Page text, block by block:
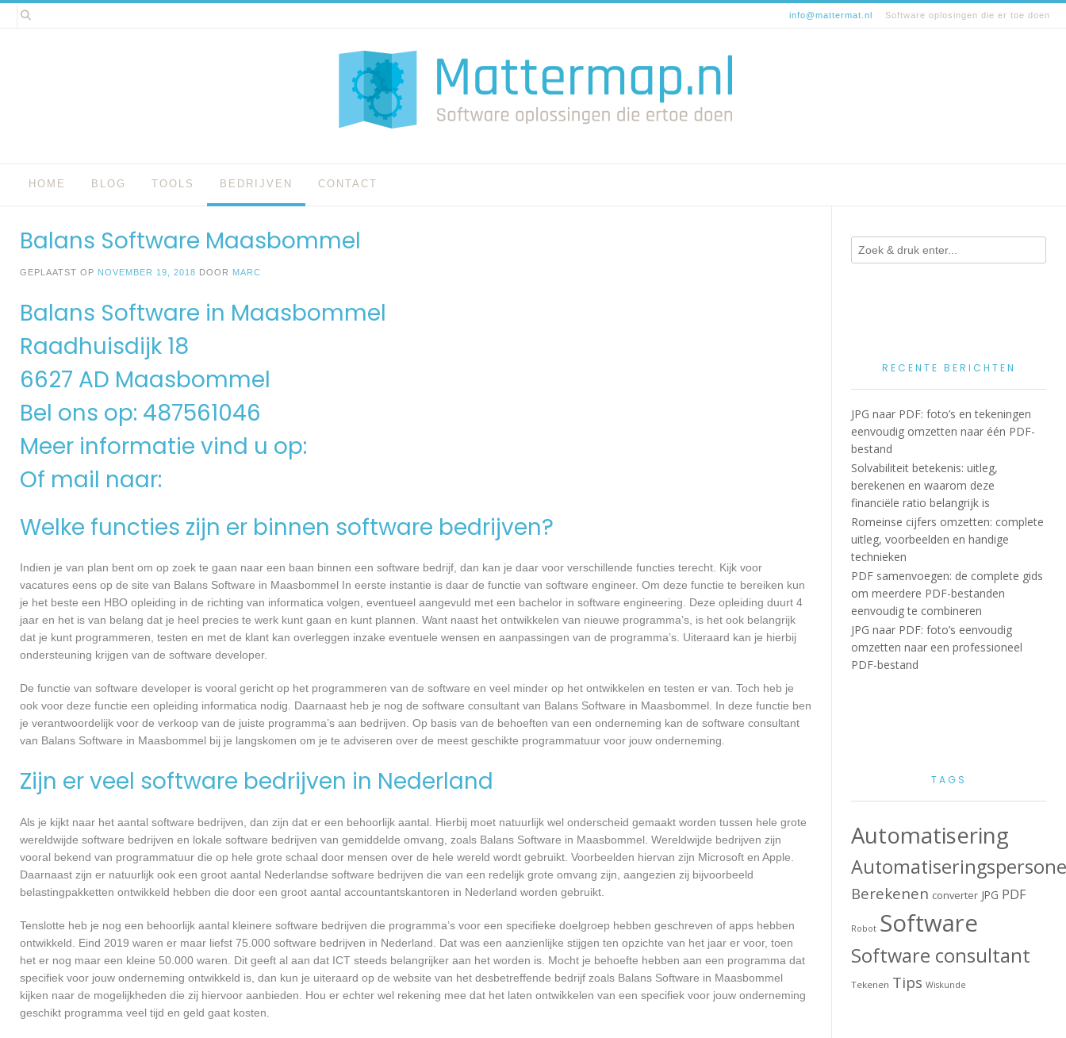
Spring
naar
info@mattermat.nl Software oplosingen die er toe doen
HOME BLOG TOOLS BEDRIJVEN CONTACT
Balans Software Maasbommel
GEPLAATST OP NOVEMBER 19, 2018 DOOR MARC
Balans Software in Maasbommel
Raadhuisdijk 18
6627 AD Maasbommel
Bel ons op: 487561046
Meer informatie vind u op:
Of mail naar:
Welke functies zijn er binnen software bedrijven?
Indien je van plan bent om op zoek te gaan naar een baan binnen een software bedrijf, dan kan je daar voor verschillende functies terecht. Kijk voor
vacatures eens op de site van Balans Software in Maasbommel In eerste instantie is daar de functie van software engineer. Om deze functie te bereiken kun
je het beste een HBO opleiding in de richting van informatica volgen, eventueel aangevuld met een bachelor in software engineering. Deze opleiding duurt 4
jaar en het is van belang dat je heel precies te werk kunt gaan en kunt plannen. Want naast het ontwikkelen van nieuwe programma’s, is het ook belangrijk
dat je kunt programmeren, testen en met de klant kan overleggen inzake eventuele wensen en aanpassingen van de programma’s. Uiteraard kan je hierbij
ondersteuning krijgen van de software developer.
De functie van software developer is vooral gericht op het programmeren van de software en veel minder op het ontwikkelen en testen er van. Toch heb je
ook voor deze functie een opleiding informatica nodig. Daarnaast heb je nog de software consultant van Balans Software in Maasbommel. In deze functie ben
je verantwoordelijk voor de verkoop van de juiste programma’s aan bedrijven. Op basis van de behoeften van een onderneming kan de software consultant
van Balans Software in Maasbommel bij je langskomen om je te adviseren over de meest geschikte programmatuur voor jouw onderneming.
Zijn er veel software bedrijven in Nederland
Als je kijkt naar het aantal software bedrijven, dan zijn dat er een behoorlijk aantal. Hierbij moet natuurlijk wel onderscheid gemaakt worden tussen hele grote
wereldwijde software bedrijven en lokale software bedrijven van gemiddelde omvang, zoals Balans Software in Maasbommel. Wereldwijde bedrijven zijn
vooral bekend van programmatuur die op hele grote schaal door mensen over de hele wereld wordt gebruikt. Voorbeelden hiervan zijn Microsoft en Apple.
Daarnaast zijn er natuurlijk ook een groot aantal Nederlandse software bedrijven die van een redelijk grote omvang zijn, aangezien zij bijvoorbeeld
belastingpakketten ontwikkeld hebben die door een groot aantal accountantskantoren in Nederland worden gebruikt.
Tenslotte heb je nog een behoorlijk aantal kleinere software bedrijven die programma’s voor een specifieke doelgroep hebben geschreven of apps hebben
ontwikkeld. Eind 2019 waren er maar liefst 75.000 software bedrijven in Nederland. Dat was een aanzienlijke stijgen ten opzichte van het jaar er voor, toen
het er nog maar een kleine 50.000 waren. Dit geeft al aan dat ICT steeds belangrijker aan het worden is. Mocht je behoefte hebben aan een programma dat
specifiek voor jouw onderneming ontwikkeld is, dan kun je uiteraard op de website van het desbetreffende bedrijf zoals Balans Software in Maasbommel
kijken naar de mogelijkheden die zij hiervoor aanbieden. Hou er echter wel rekening mee dat het laten ontwikkelen van een specifiek voor jouw onderneming
geschikt programma veel tijd en geld gaat kosten.
RECENTE BERICHTEN
JPG naar PDF: foto’s en tekeningen
eenvoudig omzetten naar één PDF-
bestand
Solvabiliteit betekenis: uitleg,
berekenen en waarom deze
financiële ratio belangrijk is
Romeinse cijfers omzetten: complete
uitleg, voorbeelden en handige
technieken
PDF samenvoegen: de complete gids
om meerdere PDF-bestanden
eenvoudig te combineren
JPG naar PDF: foto’s eenvoudig
omzetten naar een professioneel
PDF-bestand
TAGS
Automatisering
Berekenen converter JPG PDF
Robot Software
Software consultant
Tekenen Tips Wiskunde